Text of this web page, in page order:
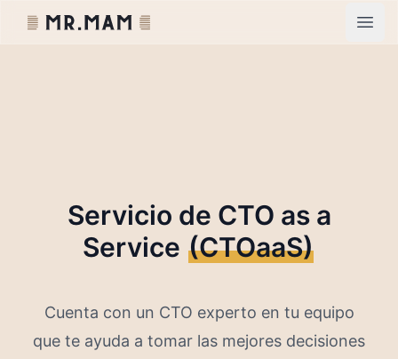
Mr. MAM
Servicio de CTO as a
Service (CTOaaS)
Cuenta con un CTO experto en tu equipo
que te ayuda a tomar las mejores decisiones